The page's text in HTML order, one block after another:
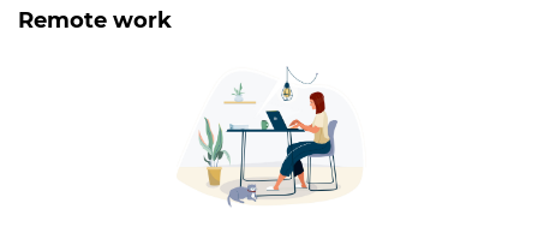
Remote work